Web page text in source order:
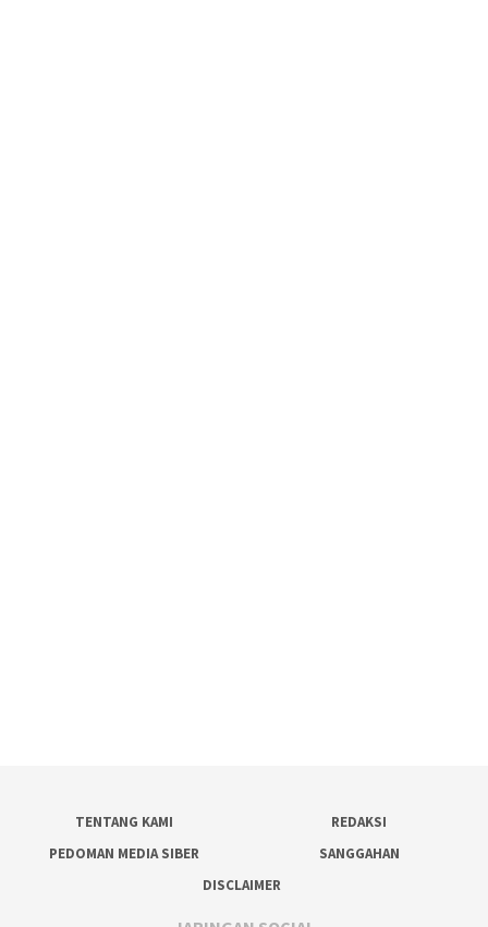
TENTANG KAMI
REDAKSI
PEDOMAN MEDIA SIBER
SANGGAHAN
DISCLAIMER